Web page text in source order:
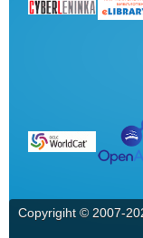
Copyrigiht © 2007-